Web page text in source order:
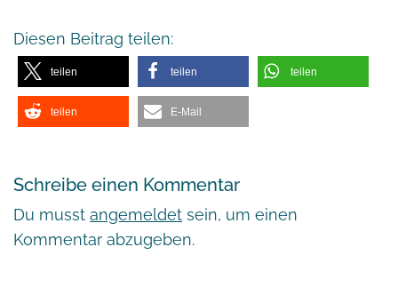
Diesen Beitrag teilen:
teilen teilen teilen
teilen E-Mail
Schreibe einen Kommentar
Du musst angemeldet sein, um einen
Kommentar abzugeben.